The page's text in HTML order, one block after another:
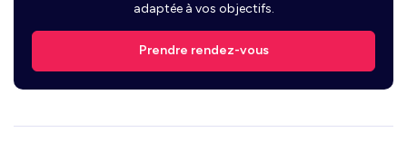
adaptée à vos objectifs.
Prendre rendez-vous